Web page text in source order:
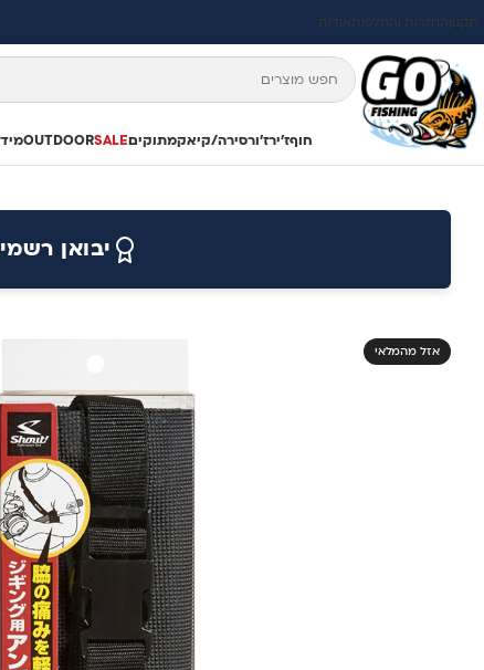
תקנוןהחזרות והחלפותאודות
חוףז'ירז'ורסירה/קיאקמתוקיםSALE
OUTDOOR
יבואן רשמי
אזל מהמלאי